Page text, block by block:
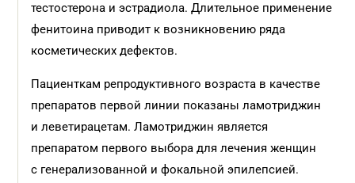
тестостерона и эстрадиола. Длительное применение
фенитоина приводит к возникновению ряда
косметических дефектов.
Пациенткам репродуктивного возраста в качестве
препаратов первой линии показаны ламотриджин
и леветирацетам. Ламотриджин является
препаратом первого выбора для лечения женщин
с генерализованной и фокальной эпилепсией.